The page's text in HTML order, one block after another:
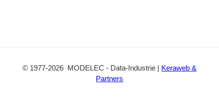
© 1977-2026 MODELEC - Data-Industrie | Keraweb &
Partners